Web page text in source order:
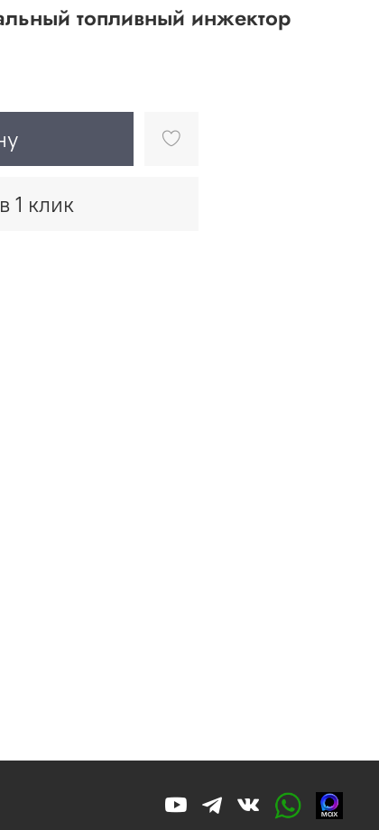
топливный инжектор
1 клик